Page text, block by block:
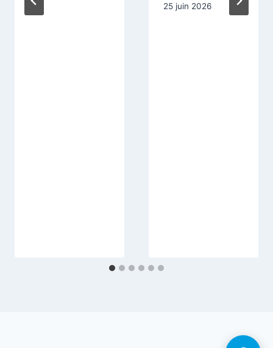
25 juin 2026